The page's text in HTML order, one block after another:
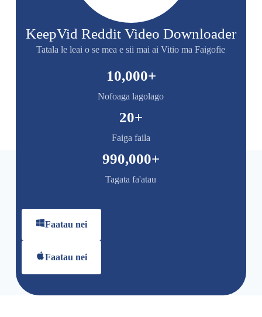
KeepVid Reddit Video Downloader
Tatala le leai o se mea e sii mai ai Vitio ma Faigofie
Nofoaga lagolago
10,000+
Faiga faila
20+
Tagata fa'atau
990,000+
Faatau nei
Faatau nei